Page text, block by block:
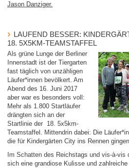
Jason Danziger.
LAUFEND BESSER:
18. 5X5KM-TEAMSTAFFEL
Als grüne Lunge der Berliner
Innenstadt ist der Tiergarten
fast täglich von unzähligen
Läufer*innen bevölkert. Am
Abend des 16. Juni 2017
aber war es besonders voll:
Mehr als 1.800 Startläufer
drängten sich an der
Startlinie der 18. 5x5km-
Teamstaffel. Mittendrin dabei: Die
die für Kindergärten City ins Rennen
Im Schatten des Reichstags und vis-à-vis
sich eine grandiose Kulisse und